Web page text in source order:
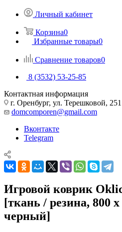
Личный кабинет
Корзина0
Избранные товары0
Сравнение товаров0
8 (3532) 53-25-85
Контактная информация
г. Оренбург, ул. Терешковой, 251
domcomporen@gmail.com
Вконтакте
Telegram
Игровой коврик
[ткань / резина, 800
черный]